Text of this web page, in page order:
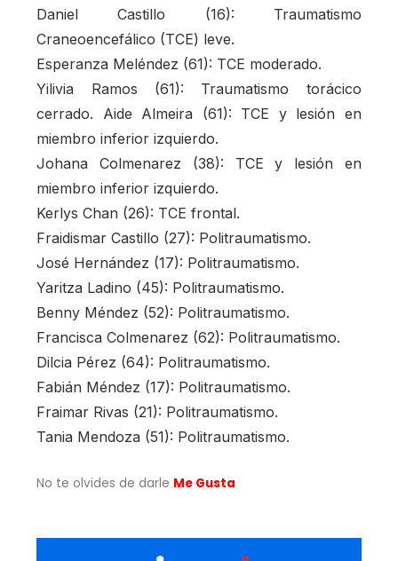
Daniel Castillo (16): Traumatismo
Craneoencefálico (TCE) leve.
Esperanza Meléndez (61): TCE moderado.
Yilivia Ramos (61): Traumatismo torácico
cerrado. Aide Almeira (61): TCE y lesión en
miembro inferior izquierdo.
Johana Colmenarez (38): TCE y lesión en
miembro inferior izquierdo.
Kerlys Chan (26): TCE frontal.
Fraidismar Castillo (27): Politraumatismo.
José Hernández (17): Politraumatismo.
Yaritza Ladino (45): Politraumatismo.
Benny Méndez (52): Politraumatismo.
Francisca Colmenarez (62): Politraumatismo.
Dilcia Pérez (64): Politraumatismo.
Fabián Méndez (17): Politraumatismo.
Fraimar Rivas (21): Politraumatismo.
Tania Mendoza (51): Politraumatismo.
No te olvides de darle Me Gusta